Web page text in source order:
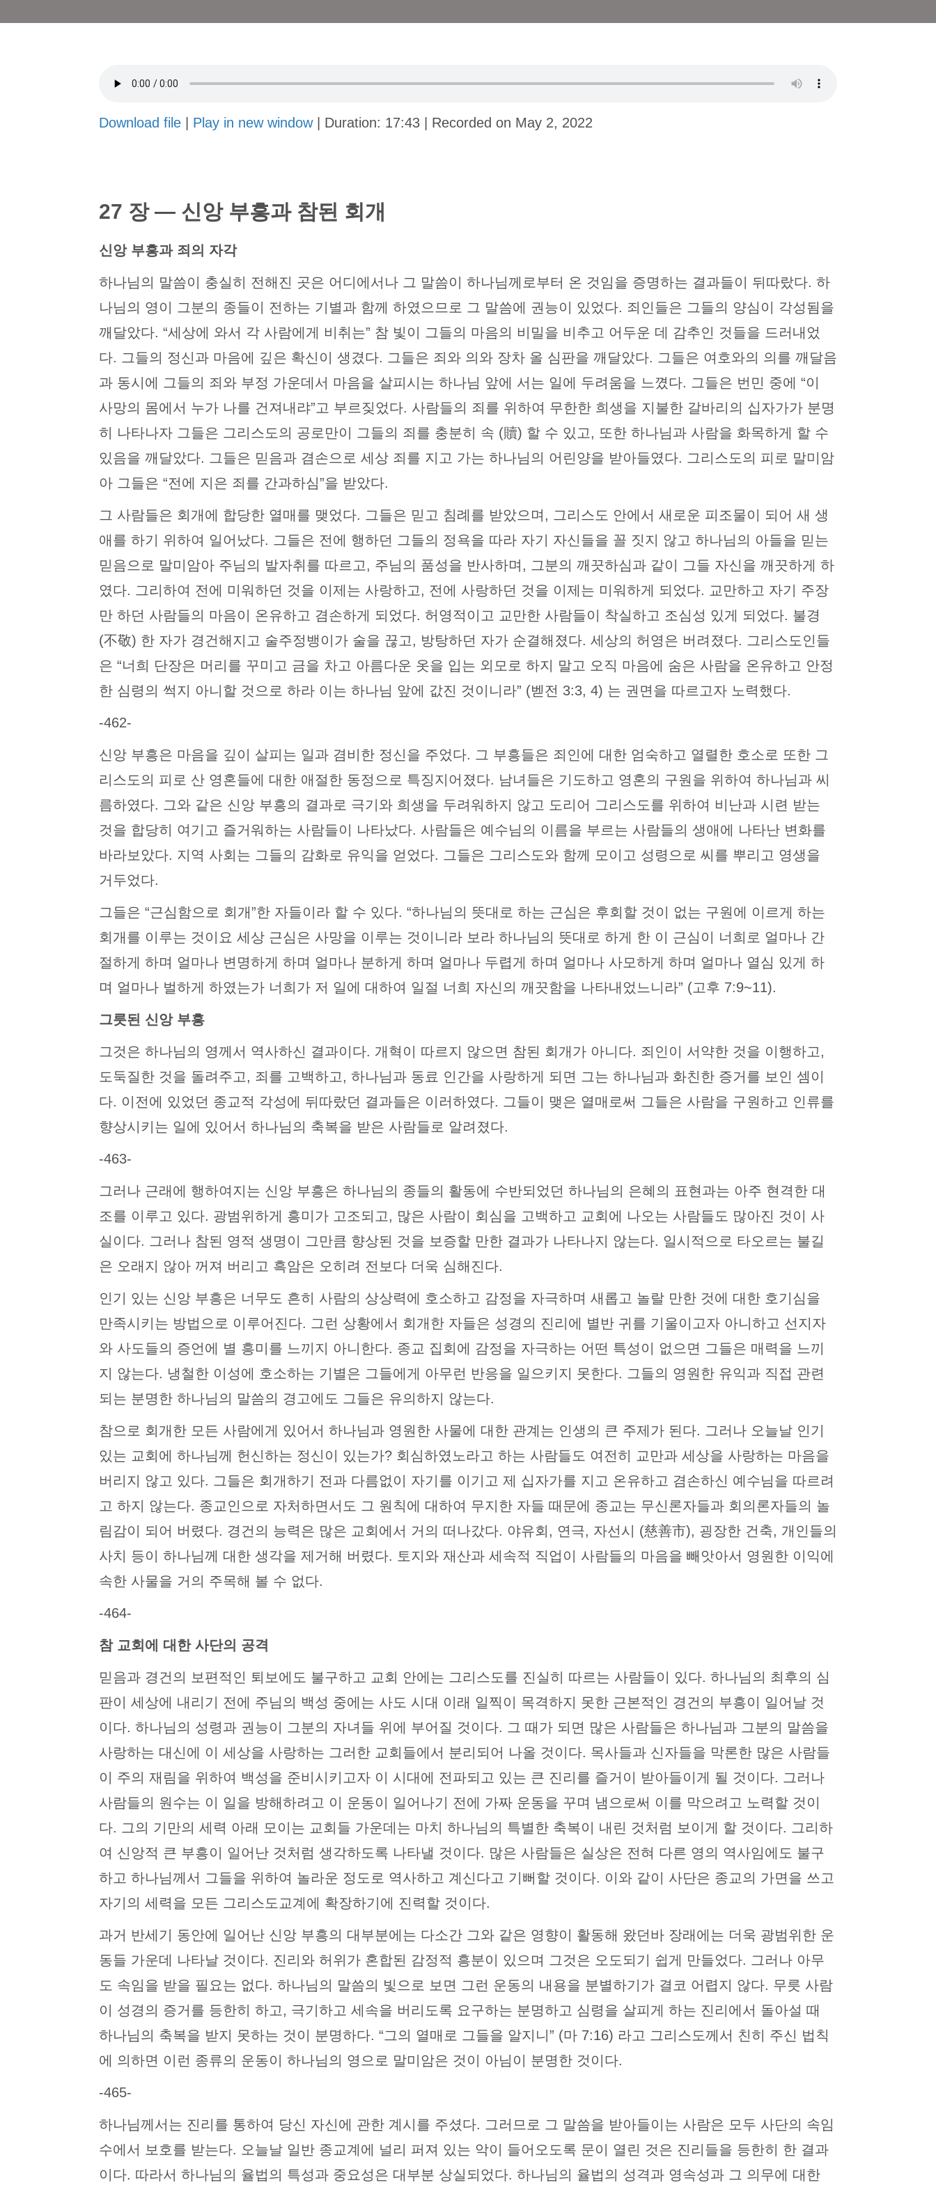
Download file Play in new window| Duration: 17:43 Recorded on May 2, 2022
27 장 — 신앙 부흥과 참된 회개
신앙 부흥과 죄의 자각
하나님의 말씀이 충실히 전해진 곳은 어디에서나 그 말씀이 하나님께로부터 온 것임을 증명하는 결과들이 뒤따랐다. 하
나님의 영이 그분의 종들이 전하는 기별과 함께 하였으므로 그 말씀에 권능이 있었다. 죄인들은 그들의 양심이 각성됨을
깨달았다. “세상에 와서 각 사람에게 비취는” 참 빛이 그들의 마음의 비밀을 비추고 어두운 데 감추인 것들을 드러내었
다. 그들의 정신과 마음에 깊은 확신이 생겼다. 그들은 죄와 의와 장차 올 심판을 깨달았다. 그들은 여호와의 의를 깨달음
과 동시에 그들의 죄와 부정 가운데서 마음을 살피시는 하나님 앞에 서는 일에 두려움을 느꼈다. 그들은 번민 중에 “이
사망의 몸에서 누가 나를 건져내랴”고 부르짖었다. 사람들의 죄를 위하여 무한한 희생을 지불한 갈바리의 십자가가 분명
히 나타나자 그들은 그리스도의 공로만이 그들의 죄를 충분히 속 (贖) 할 수 있고, 또한 하나님과 사람을 화목하게 할 수
있음을 깨달았다. 그들은 믿음과 겸손으로 세상 죄를 지고 가는 하나님의 어린양을 받아들였다. 그리스도의 피로 말미암
아 그들은 “전에 지은 죄를 간과하심”을 받았다.
그 사람들은 회개에 합당한 열매를 맺었다. 그들은 믿고 침례를 받았으며, 그리스도 안에서 새로운 피조물이 되어 새 생
애를 하기 위하여 일어났다. 그들은 전에 행하던 그들의 정욕을 따라 자기 자신들을 꼴 짓지 않고 하나님의 아들을 믿는
믿음으로 말미암아 주님의 발자취를 따르고, 주님의 품성을 반사하며, 그분의 깨끗하심과 같이 그들 자신을 깨끗하게 하
였다. 그리하여 전에 미워하던 것을 이제는 사랑하고, 전에 사랑하던 것을 이제는 미워하게 되었다. 교만하고 자기 주장
만 하던 사람들의 마음이 온유하고 겸손하게 되었다. 허영적이고 교만한 사람들이 착실하고 조심성 있게 되었다. 불경
(不敬) 한 자가 경건해지고 술주정뱅이가 술을 끊고, 방탕하던 자가 순결해졌다. 세상의 허영은 버려졌다. 그리스도인들
은 “너희 단장은 머리를 꾸미고 금을 차고 아름다운 옷을 입는 외모로 하지 말고 오직 마음에 숨은 사람을 온유하고 안정
한 심령의 썩지 아니할 것으로 하라 이는 하나님 앞에 값진 것이니라” (벧전 3:3, 4) 는 권면을 따르고자 노력했다.
-462-
신앙 부흥은 마음을 깊이 살피는 일과 겸비한 정신을 주었다. 그 부흥들은 죄인에 대한 엄숙하고 열렬한 호소로 또한 그
리스도의 피로 산 영혼들에 대한 애절한 동정으로 특징지어졌다. 남녀들은 기도하고 영혼의 구원을 위하여 하나님과 씨
름하였다. 그와 같은 신앙 부흥의 결과로 극기와 희생을 두려워하지 않고 도리어 그리스도를 위하여 비난과 시련 받는
것을 합당히 여기고 즐거워하는 사람들이 나타났다. 사람들은 예수님의 이름을 부르는 사람들의 생애에 나타난 변화를
바라보았다. 지역 사회는 그들의 감화로 유익을 얻었다. 그들은 그리스도와 함께 모이고 성령으로 씨를 뿌리고 영생을
거두었다.
그들은 “근심함으로 회개”한 자들이라 할 수 있다. “하나님의 뜻대로 하는 근심은 후회할 것이 없는 구원에 이르게 하는
회개를 이루는 것이요 세상 근심은 사망을 이루는 것이니라 보라 하나님의 뜻대로 하게 한 이 근심이 너희로 얼마나 간
절하게 하며 얼마나 변명하게 하며 얼마나 분하게 하며 얼마나 두렵게 하며 얼마나 사모하게 하며 얼마나 열심 있게 하
며 얼마나 벌하게 하였는가 너희가 저 일에 대하여 일절 너희 자신의 깨끗함을 나타내었느니라” (고후 7:9~11).
그릇된 신앙 부흥
그것은 하나님의 영께서 역사하신 결과이다. 개혁이 따르지 않으면 참된 회개가 아니다. 죄인이 서약한 것을 이행하고,
도둑질한 것을 돌려주고, 죄를 고백하고, 하나님과 동료 인간을 사랑하게 되면 그는 하나님과 화친한 증거를 보인 셈이
다. 이전에 있었던 종교적 각성에 뒤따랐던 결과들은 이러하였다. 그들이 맺은 열매로써 그들은 사람을 구원하고 인류를
향상시키는 일에 있어서 하나님의 축복을 받은 사람들로 알려졌다.
-463-
그러나 근래에 행하여지는 신앙 부흥은 하나님의 종들의 활동에 수반되었던 하나님의 은혜의 표현과는 아주 현격한 대
조를 이루고 있다. 광범위하게 흥미가 고조되고, 많은 사람이 회심을 고백하고 교회에 나오는 사람들도 많아진 것이 사
실이다. 그러나 참된 영적 생명이 그만큼 향상된 것을 보증할 만한 결과가 나타나지 않는다. 일시적으로 타오르는 불길
은 오래지 않아 꺼져 버리고 흑암은 오히려 전보다 더욱 심해진다.
인기 있는 신앙 부흥은 너무도 흔히 사람의 상상력에 호소하고 감정을 자극하며 새롭고 놀랄 만한 것에 대한 호기심을
만족시키는 방법으로 이루어진다. 그런 상황에서 회개한 자들은 성경의 진리에 별반 귀를 기울이고자 아니하고 선지자
와 사도들의 증언에 별 흥미를 느끼지 아니한다. 종교 집회에 감정을 자극하는 어떤 특성이 없으면 그들은 매력을 느끼
지 않는다. 냉철한 이성에 호소하는 기별은 그들에게 아무런 반응을 일으키지 못한다. 그들의 영원한 유익과 직접 관련
되는 분명한 하나님의 말씀의 경고에도 그들은 유의하지 않는다.
참으로 회개한 모든 사람에게 있어서 하나님과 영원한 사물에 대한 관계는 인생의 큰 주제가 된다. 그러나 오늘날 인기
있는 교회에 하나님께 헌신하는 정신이 있는가? 회심하였노라고 하는 사람들도 여전히 교만과 세상을 사랑하는 마음을
버리지 않고 있다. 그들은 회개하기 전과 다름없이 자기를 이기고 제 십자가를 지고 온유하고 겸손하신 예수님을 따르려
고 하지 않는다. 종교인으로 자처하면서도 그 원칙에 대하여 무지한 자들 때문에 종교는 무신론자들과 회의론자들의 놀
림감이 되어 버렸다. 경건의 능력은 많은 교회에서 거의 떠나갔다. 야유회, 연극, 자선시 (慈善市), 굉장한 건축, 개인들의
사치 등이 하나님께 대한 생각을 제거해 버렸다. 토지와 재산과 세속적 직업이 사람들의 마음을 빼앗아서 영원한 이익에
속한 사물을 거의 주목해 볼 수 없다.
-464-
참 교회에 대한 사단의 공격
믿음과 경건의 보편적인 퇴보에도 불구하고 교회 안에는 그리스도를 진실히 따르는 사람들이 있다. 하나님의 최후의 심
판이 세상에 내리기 전에 주님의 백성 중에는 사도 시대 이래 일찍이 목격하지 못한 근본적인 경건의 부흥이 일어날 것
이다. 하나님의 성령과 권능이 그분의 자녀들 위에 부어질 것이다. 그 때가 되면 많은 사람들은 하나님과 그분의 말씀을
사랑하는 대신에 이 세상을 사랑하는 그러한 교회들에서 분리되어 나올 것이다. 목사들과 신자들을 막론한 많은 사람들
이 주의 재림을 위하여 백성을 준비시키고자 이 시대에 전파되고 있는 큰 진리를 즐거이 받아들이게 될 것이다. 그러나
사람들의 원수는 이 일을 방해하려고 이 운동이 일어나기 전에 가짜 운동을 꾸며 냄으로써 이를 막으려고 노력할 것이
다. 그의 기만의 세력 아래 모이는 교회들 가운데는 마치 하나님의 특별한 축복이 내린 것처럼 보이게 할 것이다. 그리하
여 신앙적 큰 부흥이 일어난 것처럼 생각하도록 나타낼 것이다. 많은 사람들은 실상은 전혀 다른 영의 역사임에도 불구
하고 하나님께서 그들을 위하여 놀라운 정도로 역사하고 계신다고 기뻐할 것이다. 이와 같이 사단은 종교의 가면을 쓰고
자기의 세력을 모든 그리스도교계에 확장하기에 진력할 것이다.
과거 반세기 동안에 일어난 신앙 부흥의 대부분에는 다소간 그와 같은 영향이 활동해 왔던바 장래에는 더욱 광범위한 운
동들 가운데 나타날 것이다. 진리와 허위가 혼합된 감정적 흥분이 있으며 그것은 오도되기 쉽게 만들었다. 그러나 아무
도 속임을 받을 필요는 없다. 하나님의 말씀의 빛으로 보면 그런 운동의 내용을 분별하기가 결코 어렵지 않다. 무릇 사람
이 성경의 증거를 등한히 하고, 극기하고 세속을 버리도록 요구하는 분명하고 심령을 살피게 하는 진리에서 돌아설 때
하나님의 축복을 받지 못하는 것이 분명하다. “그의 열매로 그들을 알지니” (마 7:16) 라고 그리스도께서 친히 주신 법칙
에 의하면 이런 종류의 운동이 하나님의 영으로 말미암은 것이 아님이 분명한 것이다.
-465-
하나님께서는 진리를 통하여 당신 자신에 관한 계시를 주셨다. 그러므로 그 말씀을 받아들이는 사람은 모두 사단의 속임
수에서 보호를 받는다. 오늘날 일반 종교계에 널리 퍼져 있는 악이 들어오도록 문이 열린 것은 진리들을 등한히 한 결과
이다. 따라서 하나님의 율법의 특성과 중요성은 대부분 상실되었다. 하나님의 율법의 성격과 영속성과 그 의무에 대한